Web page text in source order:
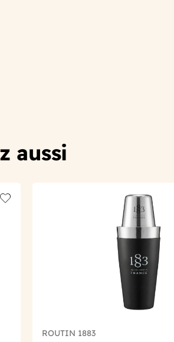
aussi
ROUTIN 1883